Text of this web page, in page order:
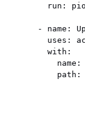
run:
- name:
uses:
        with:
name: